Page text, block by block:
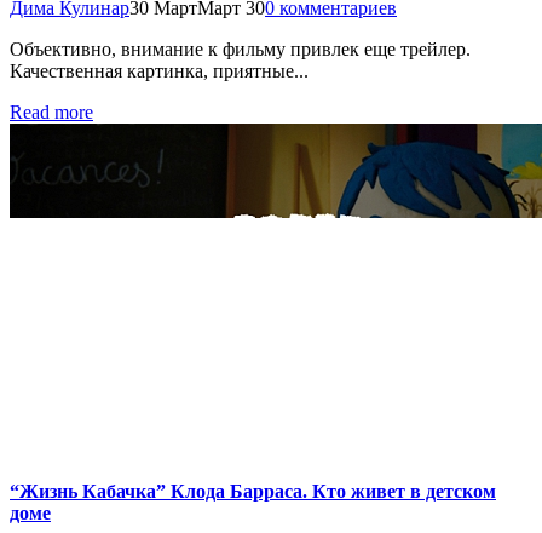
Дима Кулинар30 МартМарт 300 комментариев
Объективно, внимание к фильму привлек еще трейлер.
Качественная картинка, приятные...
Read more
“Жизнь Кабачка” Клода Барраса. Кто живет в детском
доме